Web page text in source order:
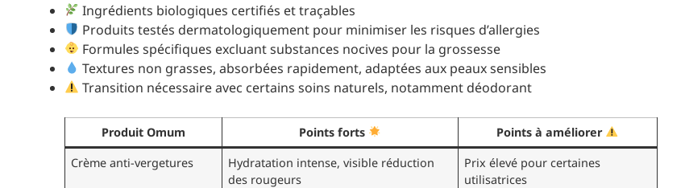
Ingrédients biologiques certifiés et traçables
Produits testés dermatologiquement pour minimiser les risques d’allergies
Formules spécifiques excluant substances nocives pour la grossesse
Textures non grasses, absorbées rapidement, adaptées aux peaux sensibles
Transition nécessaire avec certains soins naturels, notamment déodorant
Produit Omum Points forts
Points à améliorer
Crème anti-vergetures
Hydratation intense, visible réduction
des rougeurs
Prix élevé pour certaines
utilisatrices